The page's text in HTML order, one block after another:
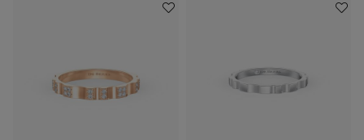
加入喜愛清單 加入喜